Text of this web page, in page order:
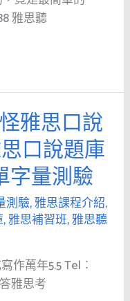
雅思聽
雅思口說
口說題庫
字量測驗
測驗,雅思課程介紹,
,雅思補習班,雅思聽
作萬年5.5 Tel︰
雅思考